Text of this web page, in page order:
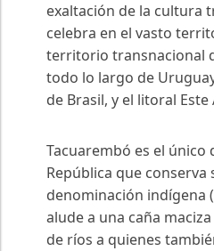
exaltación de la cultura
celebra en el vasto
territorio transnacional
todo lo largo de
de Brasil, y el litoral
Tacuarembó es el
República que conserva
denominación indígena
alude a una caña
de ríos a quienes